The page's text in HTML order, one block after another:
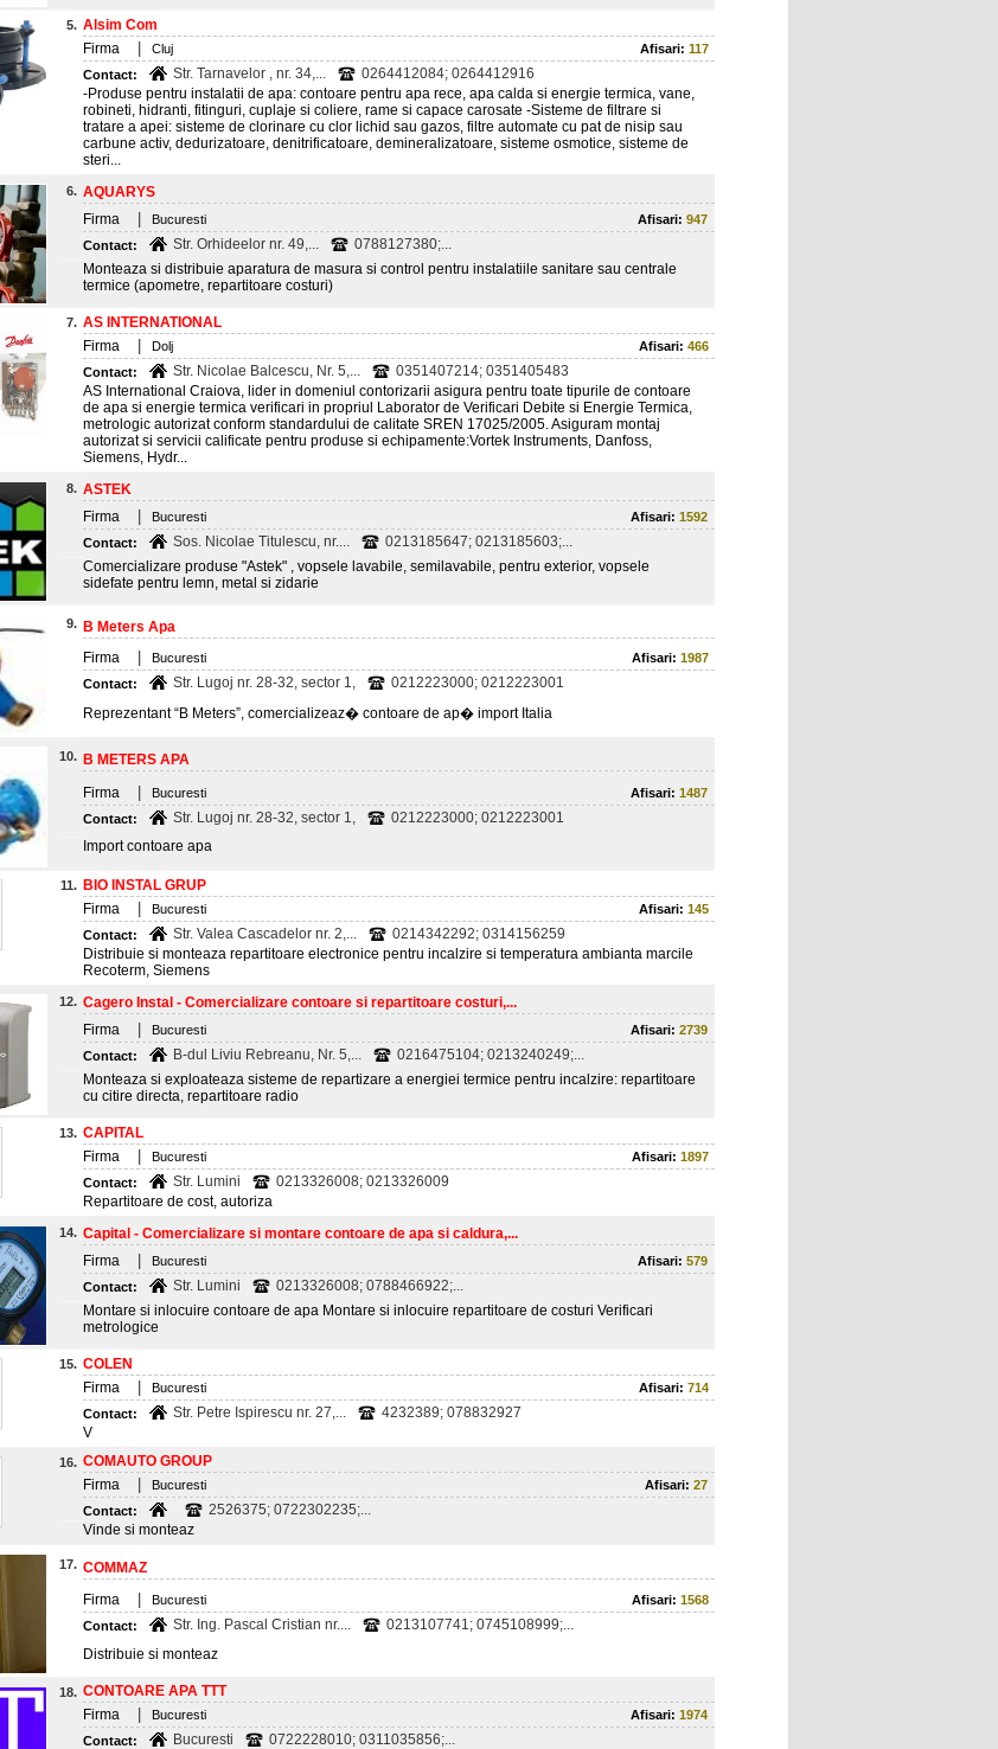
5. Alsim Com
Firma
Cluj Afisari: 117
Contact:
Str. Tarnavelor , nr. 34,...
0264412084; 0264412916
-Produse pentru instalatii de apa: contoare pentru apa rece, apa calda si energie termica, vane,
robineti, hidranti, fitinguri, cuplaje si coliere, rame si capace carosate -Sisteme de filtrare si
tratare a apei: sisteme de clorinare cu clor lichid sau gazos, filtre automate cu pat de nisip sau
carbune activ, dedurizatoare, denitrificatoare, demineralizatoare, sisteme osmotice, sisteme de
steri...
6. AQUARYS
Firma
Bucuresti Afisari: 947
Contact:
Str. Orhideelor nr. 49,...
0788127380;...
Monteaza si distribuie aparatura de masura si control pentru instalatiile sanitare sau centrale
termice (apometre, repartitoare costuri)
7. AS INTERNATIONAL
Firma
Dolj Afisari: 466
Contact:
Str. Nicolae Balcescu, Nr. 5,...
0351407214; 0351405483
AS International Craiova, lider in domeniul contorizarii asigura pentru toate tipurile de contoare
de apa si energie termica verificari in propriul Laborator de Verificari Debite si Energie Termica,
metrologic autorizat conform standardului de calitate SREN 17025/2005. Asiguram montaj
autorizat si servicii calificate pentru produse si echipamente:Vortek Instruments, Danfoss,
Siemens, Hydr...
8. ASTEK
Firma
Bucuresti Afisari: 1592
Contact:
Sos. Nicolae Titulescu, nr....
0213185647; 0213185603;...
Comercializare produse "Astek" , vopsele lavabile, semilavabile, pentru exterior, vopsele
sidefate pentru lemn, metal si zidarie
9. B Meters Apa
Firma
Bucuresti Afisari: 1987
Contact:
Str. Lugoj nr. 28-32, sector 1,
0212223000; 0212223001
Reprezentant “B Meters”, comercializeaz� contoare de ap� import Italia
10. B METERS APA
Firma
Bucuresti Afisari: 1487
Contact:
Str. Lugoj nr. 28-32, sector 1,
0212223000; 0212223001
Import contoare apa
11. BIO INSTAL GRUP
Firma
Bucuresti Afisari: 145
Contact:
Str. Valea Cascadelor nr. 2,...
0214342292; 0314156259
Distribuie si monteaza repartitoare electronice pentru incalzire si temperatura ambianta marcile
Recoterm, Siemens
12. Cagero Instal - Comercializare contoare si repartitoare costuri,...
Firma
Bucuresti Afisari: 2739
Contact:
B-dul Liviu Rebreanu, Nr. 5,...
0216475104; 0213240249;...
Monteaza si exploateaza sisteme de repartizare a energiei termice pentru incalzire: repartitoare
cu citire directa, repartitoare radio
13. CAPITAL
Firma
Bucuresti Afisari: 1897
Contact:
Str. Lumini
0213326008; 0213326009
Repartitoare de cost, autoriza
14. Capital - Comercializare si montare contoare de apa si caldura,...
Firma
Bucuresti Afisari: 579
Contact:
Str. Lumini
0213326008; 0788466922;...
Montare si inlocuire contoare de apa Montare si inlocuire repartitoare de costuri Verificari
metrologice
15. COLEN
Firma
Bucuresti Afisari: 714
Contact:
Str. Petre Ispirescu nr. 27,...
4232389; 078832927
V
16. COMAUTO GROUP
Firma
Bucuresti Afisari: 27
Contact:
2526375; 0722302235;...
Vinde si monteaz
17. COMMAZ
Firma
Bucuresti Afisari: 1568
Contact:
Str. Ing. Pascal Cristian nr....
0213107741; 0745108999;...
Distribuie si monteaz
18. CONTOARE APA TTT
Firma
Bucuresti Afisari: 1974
Contact:
Bucuresti
0722228010; 0311035856;...